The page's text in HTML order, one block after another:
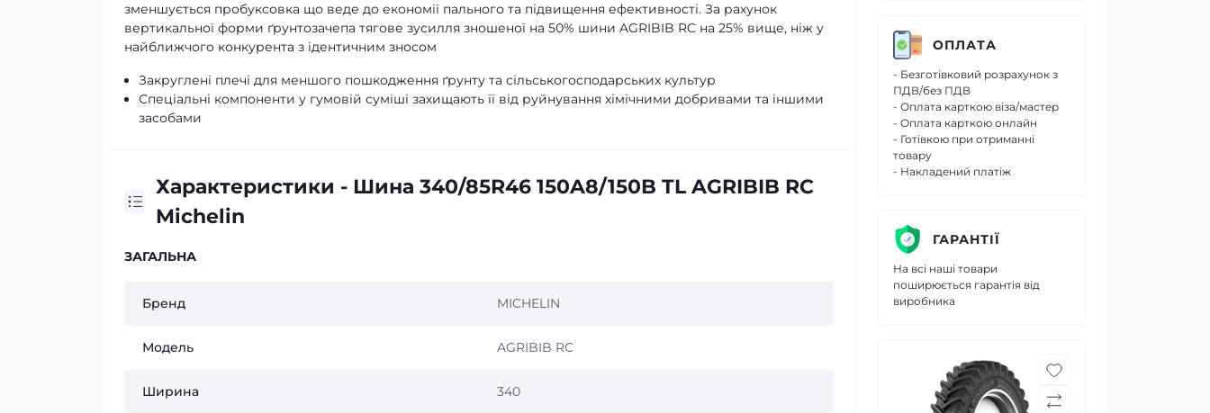
зменшується пробуксовка що веде до економії пального та підвищення ефективності. За рахунок
вертикальної форми ґрунтозачепа тягове зусилля зношеної на 50% шини AGRIBIB RC на 25% вище, ніж у
найближчого конкурента з ідентичним зносом
Закруглені плечі для меншого пошкодження ґрунту та сільськогосподарських культур
Спеціальні компоненти у гумовій суміші захищають її від руйнування хімічними добривами та іншими
засобами
Характеристики - Шина 340/85R46 150A8/150B TL AGRIBIB RC
Michelin
ЗАГАЛЬНА
Бренд MICHELIN
Модель AGRIBIB RC
Ширина 340
ОПЛАТА
- Безготівковий розрахунок з
ПДВ/без ПДВ
- Оплата карткою віза/мастер
- Оплата карткою онлайн
- Готівкою при отриманні
товару
- Накладений платіж
ГАРАНТІЇ
На всі наші товари
поширюється гарантія від
виробника